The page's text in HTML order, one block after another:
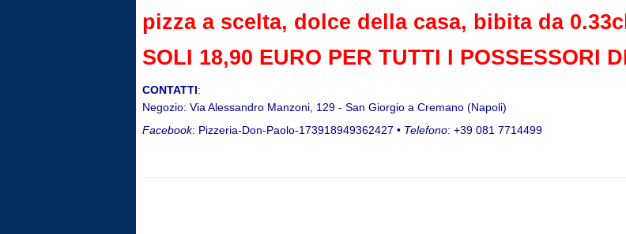
pizza a scelta, dolce della casa, bibita da
SOLI 18,90 EURO PER TUTTI I POSSESSORI
CONTATTI:
Negozio: Via Alessandro Manzoni, 129 - San Giorgio a Cremano (Napoli)
Facebook: Pizzeria-Don-Paolo-173918949362427 • Telefono: +39 081 7714499